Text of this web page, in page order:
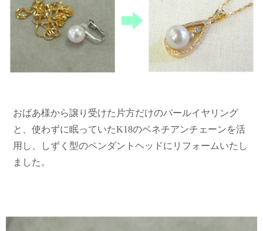
おばあ様から譲り受けた片方だけのパールイヤリング
と、使わずに眠っていたK18のベネチアンチェーンを活
用し、しずく型のペンダントヘッドにリフォームいたし
ました。